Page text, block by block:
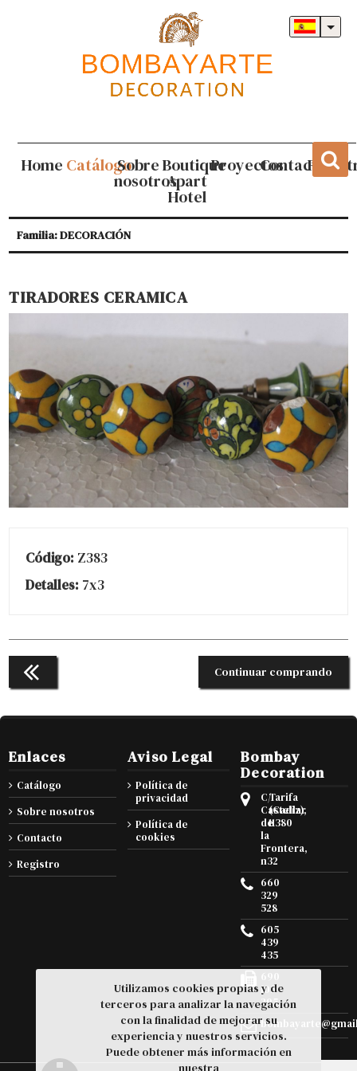
Home CatálogoSobre
nosotros
Boutique
Apart
Hotel
ProyectosContacto
Familia: DECORACIÓN
TIRADORES CERAMICA
Código: Z383
Detalles: 7x3
Continuar comprando
Enlaces
Catálogo
Sobre nosotros
Contacto
Registro
Aviso Legal
Política de
privacidad
Política de
cookies
Bombay
Decoration
C/
Castellar
de
la
Frontera,
n32
Tarifa
(Cadiz),
11380
660
329
528
605
439
435
105
295
Utilizamos cookies propias y de
terceros para analizar la navegación
con la finalidad de mejorar su
experiencia y nuestros servicios.
Puede obtener más información en
nuestra